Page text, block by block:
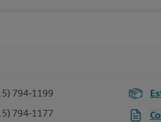
794-1199
794-1177